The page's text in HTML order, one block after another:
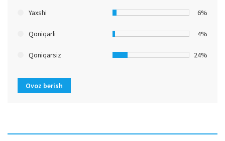
Yaxshi 6%
Qoniqarli 4%
Qoniqarsiz 24%
Ovoz berish